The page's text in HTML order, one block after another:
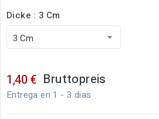
Dicke : 3 Cm
1,40 € Bruttopreis
Entrega en 1 - 3 dias